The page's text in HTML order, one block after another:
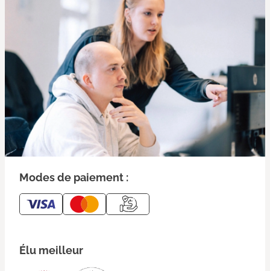
Modes de paiement :
Élu meilleur